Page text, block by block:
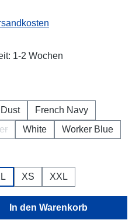
1-2 Wochen
French Navy
Option ist zurzeit nicht verfügbar.)
White Worker Blue
XS XXL
den gewünschten
In den Warenkorb